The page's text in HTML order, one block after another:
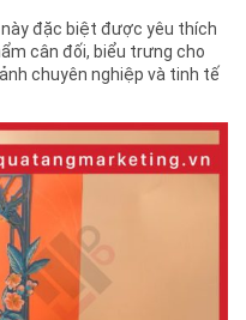
này đặc biệt được yêu thích
cân đối, biểu trưng cho
chuyên nghiệp và tinh tế